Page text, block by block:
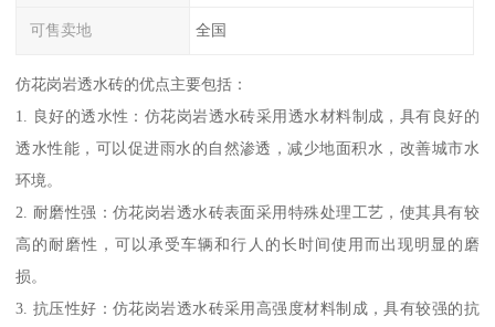
可售卖地 全国
仿花岗岩透水砖的优点主要包括：
1. 良好的透水性：仿花岗岩透水砖采用透水材料制成，具有良好的
透水性能，可以促进雨水的自然渗透，减少地面积水，改善城市水
环境。
2. 耐磨性强：仿花岗岩透水砖表面采用特殊处理工艺，使其具有较
高的耐磨性，可以承受车辆和行人的长时间使用而出现明显的磨
损。
3. 抗压性好：仿花岗岩透水砖采用高强度材料制成，具有较强的抗